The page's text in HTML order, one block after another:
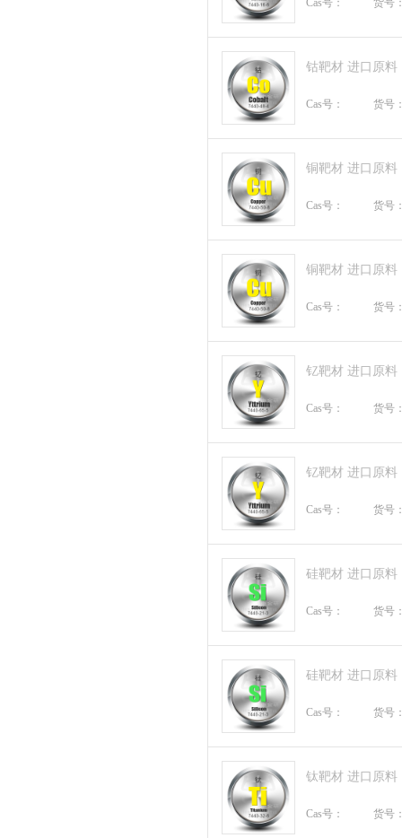
Cas号： 货号
钴靶材 进口原料
Cas号： 货号
铜靶材 进口原料
Cas号： 货号
铜靶材 进口原料
Cas号： 货号
钇靶材 进口原料
Cas号： 货号
钇靶材 进口原料
Cas号： 货号
硅靶材 进口原料
Cas号： 货号
硅靶材 进口原料
Cas号： 货号
钛靶材 进口原料
Cas号： 货号